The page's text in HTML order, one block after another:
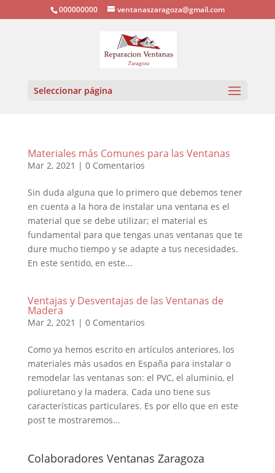
000000000 ventanaszaragoza@gmail.com
Seleccionar página
Materiales más Comunes para las Ventanas
Mar 2, 2021 | 0 Comentarios
Sin duda alguna que lo primero que debemos tener
en cuenta a la hora de instalar una ventana es el
material que se debe utilizar; el material es
fundamental para que tengas unas ventanas que te
dure mucho tiempo y se adapte a tus necesidades.
En este sentido, en este...
Ventajas y Desventajas de las Ventanas de
Madera
Mar 2, 2021 | 0 Comentarios
Como ya hemos escrito en artículos anteriores, los
materiales más usados en España para instalar o
remodelar las ventanas son: el PVC, el aluminio, el
poliuretano y la madera. Cada uno tiene sus
características particulares. Es por ello que en este
post te mostraremos...
Colaboradores Ventanas Zaragoza